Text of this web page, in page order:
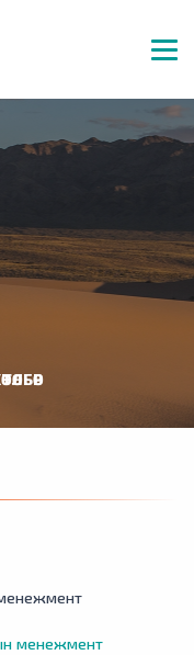
менежмент